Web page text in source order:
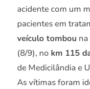
acidente com um
pacientes em
veículo tombou
(8/9), no km 115
de Medicilândia e
As vítimas foram